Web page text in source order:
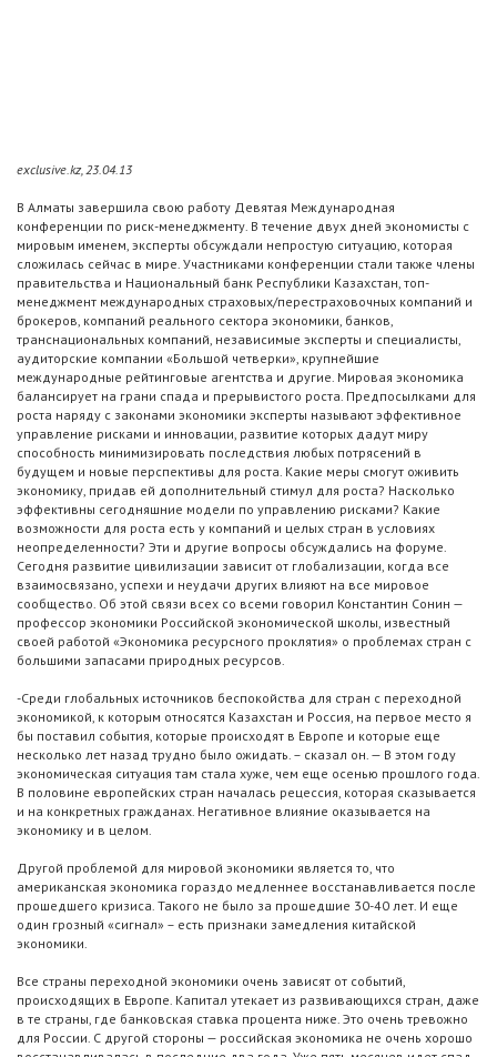
exclusive.kz, 23.04.13
В Алматы завершила свою работу Девятая Международная
конференции по риск-менеджменту. В течение двух дней экономисты с
мировым именем, эксперты обсуждали непростую ситуацию, которая
сложилась сейчас в мире. Участниками конференции стали также члены
правительства и Национальный банк Республики Казахстан, топ-
менеджмент международных страховых/перестраховочных компаний и
брокеров, компаний реального сектора экономики, банков,
транснациональных компаний, независимые эксперты и специалисты,
аудиторские компании «Большой четверки», крупнейшие
международные рейтинговые агентства и другие. Мировая экономика
балансирует на грани спада и прерывистого роста. Предпосылками для
роста наряду с законами экономики эксперты называют эффективное
управление рисками и инновации, развитие которых дадут миру
способность минимизировать последствия любых потрясений в
будущем и новые перспективы для роста. Какие меры смогут оживить
экономику, придав ей дополнительный стимул для роста? Насколько
эффективны сегодняшние модели по управлению рисками? Какие
возможности для роста есть у компаний и целых стран в условиях
неопределенности? Эти и другие вопросы обсуждались на форуме.
Сегодня развитие цивилизации зависит от глобализации, когда все
взаимосвязано, успехи и неудачи других влияют на все мировое
сообщество. Об этой связи всех со всеми говорил Константин Сонин —
профессор экономики Российской экономической школы, известный
своей работой «Экономика ресурсного проклятия» о проблемах стран с
большими запасами природных ресурсов.
-Среди глобальных источников беспокойства для стран с переходной
экономикой, к которым относятся Казахстан и Россия, на первое место я
бы поставил события, которые происходят в Европе и которые еще
несколько лет назад трудно было ожидать. – сказал он. — В этом году
экономическая ситуация там стала хуже, чем еще осенью прошлого года.
В половине европейских стран началась рецессия, которая сказывается
и на конкретных гражданах. Негативное влияние оказывается на
экономику и в целом.
Другой проблемой для мировой экономики является то, что
американская экономика гораздо медленнее восстанавливается после
прошедшего кризиса. Такого не было за прошедшие 30-40 лет. И еще
один грозный «сигнал» – есть признаки замедления китайской
экономики.
Все страны переходной экономики очень зависят от событий,
происходящих в Европе. Капитал утекает из развивающихся стран, даже
в те страны, где банковская ставка процента ниже. Это очень тревожно
для России. С другой стороны — российская экономика не очень хорошо